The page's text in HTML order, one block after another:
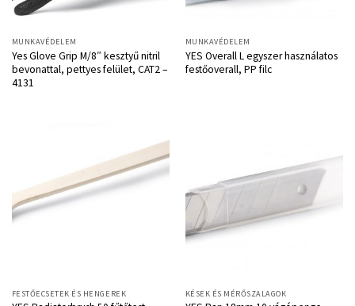
MUNKAVÉDELEM
Yes Glove Grip M/8″ kesztyű nitril
bevonattal, pettyes felület, CAT2 –
4131
MUNKAVÉDELEM
YES Overall L egyszer használatos
festőoverall, PP filc
FESTŐECSETEK ÉS HENGEREK KÉSEK ÉS MÉRŐSZALAGOK